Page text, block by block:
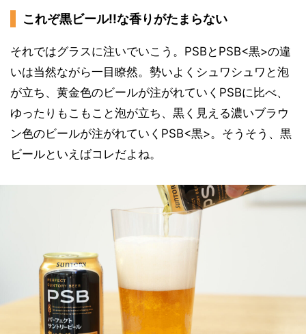
これぞ黒ビール!!な香りがたまらない
それではグラスに注いでいこう。PSBとPSB<黒>の違
いは当然ながら一目瞭然。勢いよくシュワシュワと泡
が立ち、黄金色のビールが注がれていくPSBに比べ、
ゆったりもこもこと泡が立ち、黒く見える濃いブラウ
ン色のビールが注がれていくPSB<黒>。そうそう、黒
ビールといえばコレだよね。